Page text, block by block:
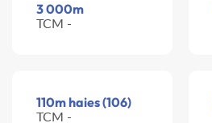
3 000m
TCM -
110m haies (106)
TCM -